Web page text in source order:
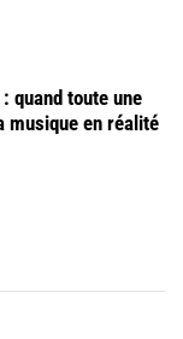
quand toute une
musique en réalité